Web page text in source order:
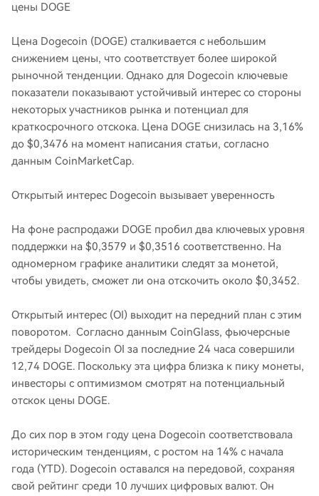
цены DOGE
Цена Dogecoin (DOGE) сталкивается с небольшим
снижением цены, что соответствует более широкой
рыночной тенденции. Однако для Dogecoin ключевые
показатели показывают устойчивый интерес со стороны
некоторых участников рынка и потенциал для
краткосрочного отскока. Цена DOGE снизилась на 3,16%
до $0,3476 на момент написания статьи, согласно
данным CoinMarketCap.
Открытый интерес Dogecoin вызывает уверенность
На фоне распродажи DOGE пробил два ключевых уровня
поддержки на $0,3579 и $0,3516 соответственно. На
одномерном графике аналитики следят за монетой,
чтобы увидеть, сможет ли она отскочить около $0,3452.
Открытый интерес (OI) выходит на передний план с этим
поворотом. Согласно данным CoinGlass, фьючерсные
трейдеры Dogecoin OI за последние 24 часа совершили
12,74 DOGE. Поскольку эта цифра близка к пику монеты,
инвесторы с оптимизмом смотрят на потенциальный
отскок цены DOGE.
До сих пор в этом году цена Dogecoin соответствовала
историческим тенденциям, с ростом на 14% с начала
года (YTD). Dogecoin оставался на передовой, сохраняя
свой рейтинг среди 10 лучших цифровых валют. Он